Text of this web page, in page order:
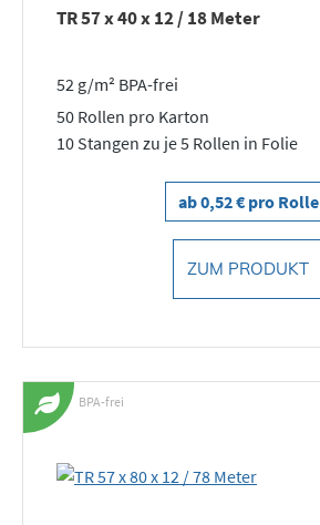
TR 57 x 40 x 12 / 18 Meter
52 g/m² BPA-frei
50 Rollen pro Karton
10 Stangen zu je 5 Rollen in Folie
ab 0,52 € pro Rolle
ZUM PRODUKT
BPA-frei